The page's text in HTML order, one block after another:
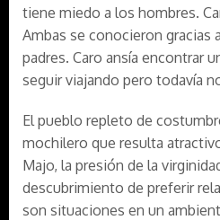
tiene miedo a los hombres.
Ambas se conocieron gracias
padres. Caro ansía encontrar
seguir viajando pero todavía
El pueblo repleto de
mochilero que resulta
Majo, la presión de la
descubrimiento de preferir
son situaciones en un